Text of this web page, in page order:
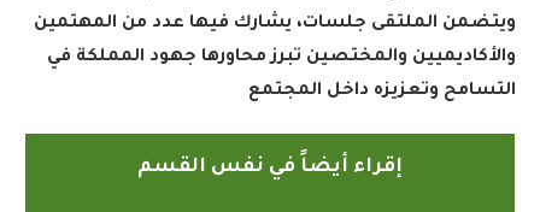
ويتضمن الملتقى جلسات، يشارك فيها عدد من المهتمين
والأكاديميين والمختصين تبرز محاورها جهود المملكة في
التسامح وتعزيزه داخل المجتمع
إقراء أيضاً في نفس القسم